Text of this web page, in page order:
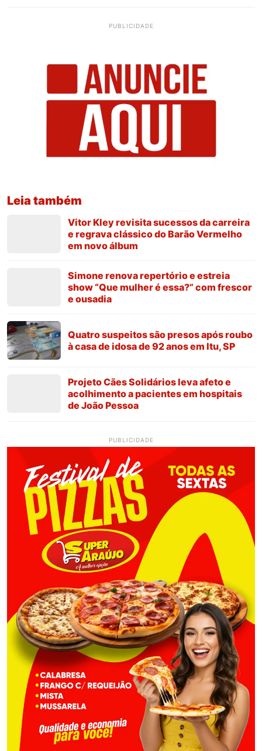
PUBLICIDADE
Leia também
Vitor Kley revisita sucessos da carreira
e regrava clássico do Barão Vermelho
em novo álbum
Simone renova repertório e estreia
show “Que mulher é essa?” com frescor
e ousadia
Quatro suspeitos são presos após roubo
à casa de idosa de 92 anos em Itu, SP
Projeto Cães Solidários leva afeto e
acolhimento a pacientes em hospitais
de João Pessoa
PUBLICIDADE